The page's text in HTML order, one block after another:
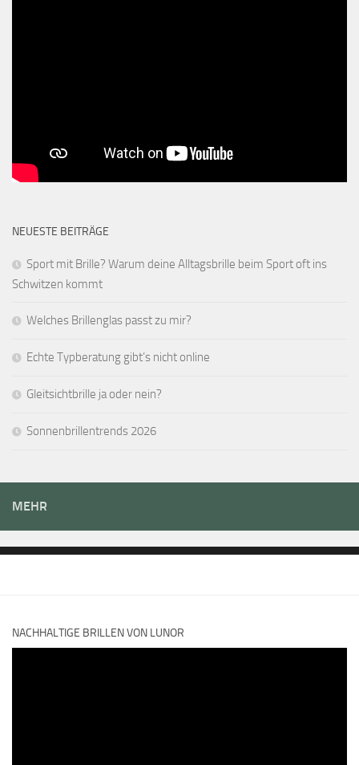
NEUESTE BEITRÄGE
Sport mit Brille? Warum deine Alltagsbrille beim Sport oft ins
Schwitzen kommt
Welches Brillenglas passt zu mir?
Echte Typberatung gibt’s nicht online
Gleitsichtbrille ja oder nein?
Sonnenbrillentrends 2026
MEHR
NACHHALTIGE BRILLEN VON LUNOR